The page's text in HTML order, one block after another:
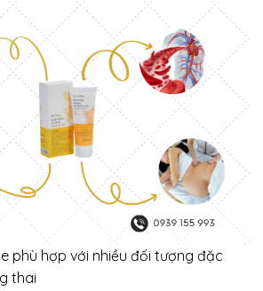
phù hợp với nhiều đối tượng đặc
thai